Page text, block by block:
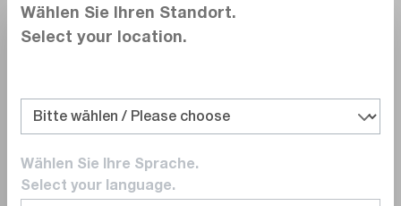
Telefonnummer
Wählen Sie Ihren Standort.
Select your location.
Wählen Sie Ihre Sprache.
Select your language.